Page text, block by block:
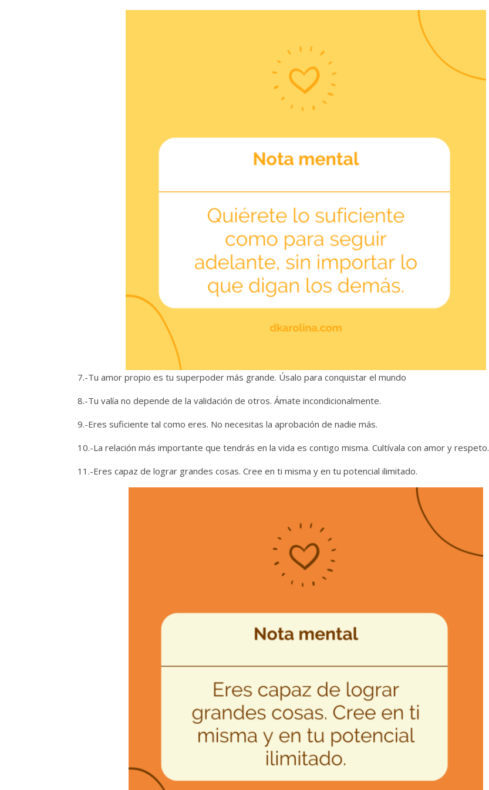
7.-Tu amor propio es tu superpoder más grande. Úsalo para conquistar el mundo
8.-Tu valía no depende de la validación de otros. Ámate incondicionalmente.
9.-Eres suficiente tal como eres. No necesitas la aprobación de nadie más.
10.-La relación más importante que tendrás en la vida es contigo misma. Cultívala con amor y respeto.
11.-Eres capaz de lograr grandes cosas. Cree en ti misma y en tu potencial ilimitado.